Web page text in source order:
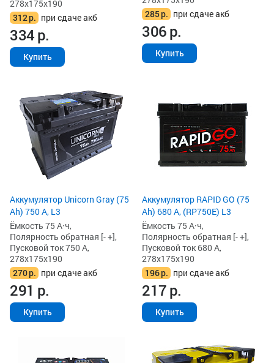
278x175x190
312р. при сдаче акб
334р.
Купить
285р. при сдаче акб
306р.
Купить
Аккумулятор Unicorn Gray (75
Ah) 750 А, L3
Ёмкость 75 А·ч,
Полярность обратная [- +],
Пусковой ток 750 А,
278x175x190
270р. при сдаче акб
291 р.
Купить
Аккумулятор RAPID GO (75
Ah) 680 А, (RP750E) L3
Ёмкость 75 А·ч,
Полярность обратная [- +],
Пусковой ток 680 А,
278x175x190
196р. при сдаче акб
217р.
Купить